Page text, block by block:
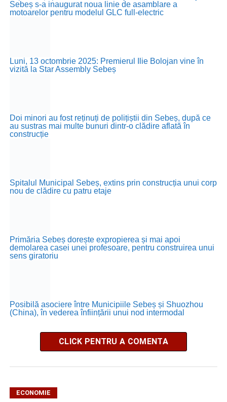
Sebeș s-a inaugurat noua linie de asamblare a
motoarelor pentru modelul GLC full-electric
Luni, 13 octombrie 2025: Premierul Ilie Bolojan vine în
vizită la Star Assembly Sebeș
Doi minori au fost reținuți de polițiștii din Sebeș, după ce
au sustras mai multe bunuri dintr-o clădire aflată în
construcție
Spitalul Municipal Sebeș, extins prin construcția unui corp
nou de clădire cu patru etaje
Primăria Sebeș dorește expropierea și mai apoi
demolarea casei unei profesoare, pentru construirea unui
sens giratoriu
Posibilă asociere între Municipiile Sebeș și Shuozhou
(China), în vederea înființării unui nod intermodal
CLICK PENTRU A COMENTA
ECONOMIE